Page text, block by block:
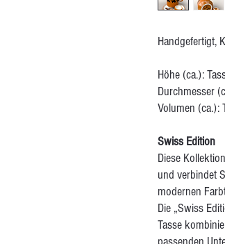
Handgefertigt,
Höhe (ca.):
Durchmesser
Volumen (ca.):
Swiss Edition
Diese
und verbindet
modernen
Die „Swiss
Tasse